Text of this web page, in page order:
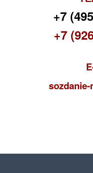
+7
+7
s